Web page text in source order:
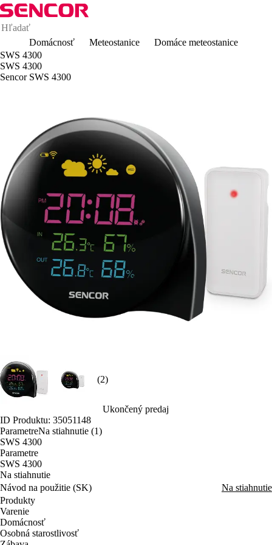
Domácnosť Meteostanice
Domáce meteostanice
SWS 4300
SWS 4300
Sencor SWS 4300
(2)
Ukončený predaj
ID Produktu: 35051148
ParametreNa stiahnutie (1)
SWS 4300
Parametre
SWS 4300
Na stiahnutie
Návod na použitie (SK)
Na stiahnutie
Produkty
Varenie
Domácnosť
Osobná starostlivosť